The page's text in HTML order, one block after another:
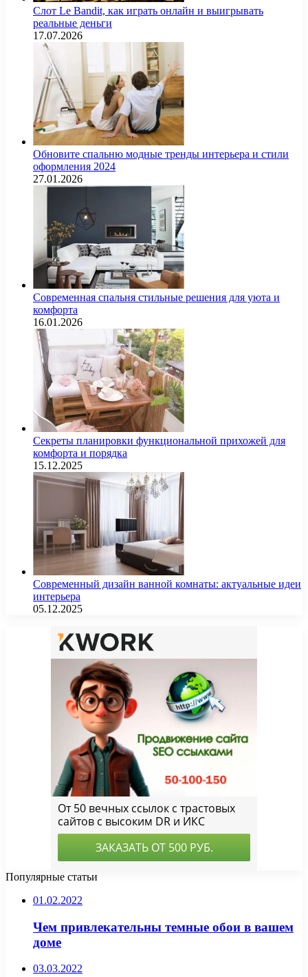
Слот Le Bandit, как играть онлайн и выигрывать
реальные деньги
17.07.2026
Обновите спальню модные тренды интерьера и стили
оформления 2024
27.01.2026
Современная спальня стильные решения для уюта и
комфорта
16.01.2026
Секреты планировки функциональной прихожей для
комфорта и порядка
15.12.2025
Современный дизайн ванной комнаты: актуальные идеи
интерьера
05.12.2025
Популярные статьи
01.02.2022
Чем привлекательны темные обои в вашем
доме
03.03.2022